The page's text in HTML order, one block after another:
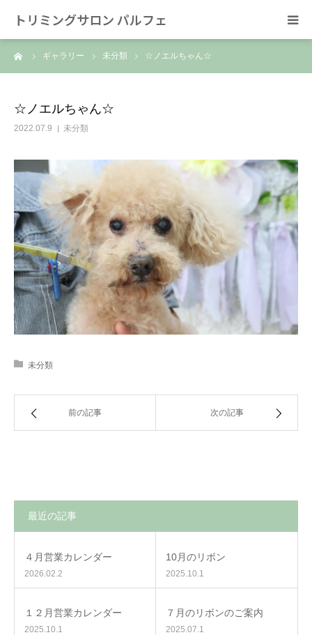
トリミングサロン パルフェ
ギャラリー 未分類 ☆ノエルちゃん☆
☆ノエルちゃん☆
2022.07.9 未分類
未分類
前の記事 次の記事
最近の記事
４月営業カレンダー
2026.02.2
10月のリボン
2025.10.1
１２月営業カレンダー
2025.10.1
７月のリボンのご案内
2025.07.1
HOME
スタッフ
SNS/リンク